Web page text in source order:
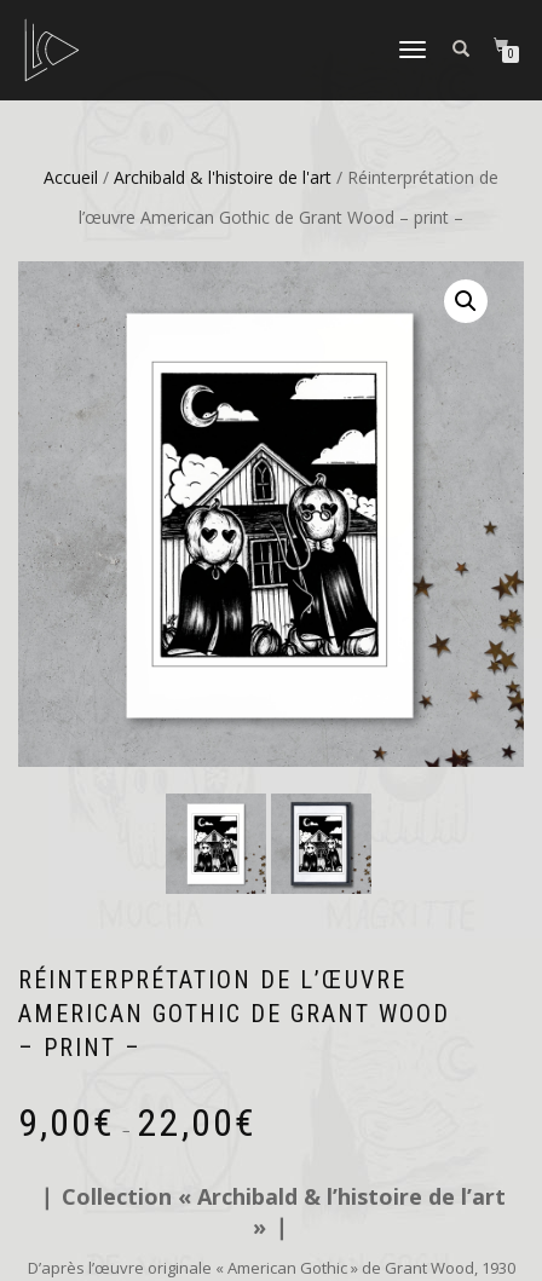
DÉPLIER
NAVIGATION
0
Accueil / Archibald & l'histoire de l'art / Réinterprétation de
l’œuvre American Gothic de Grant Wood – print –
RÉINTERPRÉTATION DE L’ŒUVRE
AMERICAN GOTHIC DE GRANT WOOD
– PRINT –
9,00€ – 22,00€
9,00€
à
22,00€
❘ Collection « Archibald & l’histoire de l’art
»❘
D’après l’œuvre originale « American Gothic » de Grant Wood, 1930